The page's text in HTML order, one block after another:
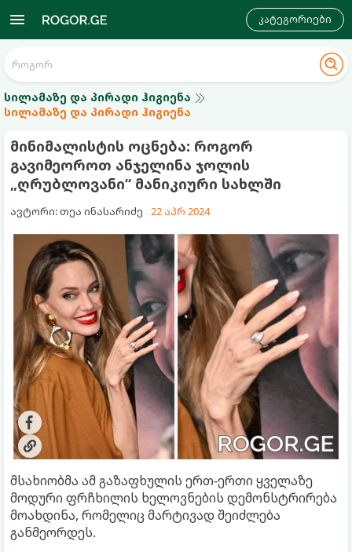
კატეგორიები
სილამაზე და პირადი ჰიგიენა
სილამაზე და პირადი ჰიგიენა
მინიმალისტის ოცნება: როგორ
გავიმეოროთ ანჯელინა ჯოლის
„ღრუბლოვანი“ მანიკიური სახლში
ავტორი: თეა ინასარიძე 22 აპრ 2024
მსახიობმა ამ გაზაფხულის ერთ-ერთი ყველაზე
მოდური ფრჩხილის ხელოვნების დემონსტრირება
მოახდინა, რომელიც მარტივად შეიძლება
განმეორდეს.